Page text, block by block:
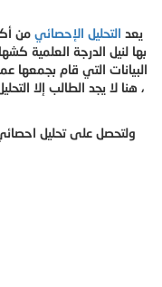
يعد التحليل الإحصائي من
بها لنيل الدرجة العلمية
البيانات التي قام بجمعها
، هنا لا يجد الطالب إلا
ولتحصل على تحليل